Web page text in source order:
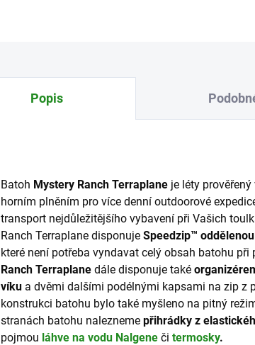
Popis
Batoh Mystery Ranch Terraplane je léty
horním plněním pro více denní outdoorové
transport nejdůležitějšího vybavení při Vašich
Ranch Terraplane disponuje Speedzip™
které není potřeba vyndavat celý obsah batohu při
Ranch Terraplane dále disponuje také
víku a dvěmi dalšími podélnými kapsami na zip z
konstrukci batohu bylo také myšleno na pitný
stranách batohu nalezneme přihrádky z
pojmou láhve na vodu Nalgene či termosky.